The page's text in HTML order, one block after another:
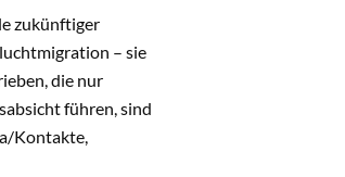
zukünftiger
– sie
die nur
führen, sind
Kontakte,